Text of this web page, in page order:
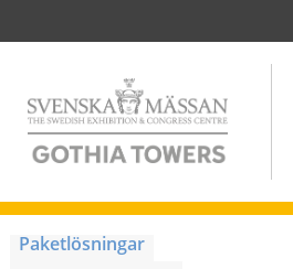
Paketlösningar